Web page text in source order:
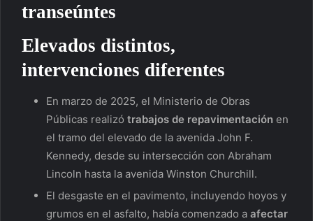
transeúntes
Elevados distintos,
intervenciones diferentes
En marzo de 2025, el Ministerio de Obras
Públicas realizó trabajos de repavimentación en
el tramo del elevado de la avenida John F.
Kennedy, desde su intersección con Abraham
Lincoln hasta la avenida Winston Churchill.
El desgaste en el pavimento, incluyendo hoyos y
grumos en el asfalto, había comenzado a afectar